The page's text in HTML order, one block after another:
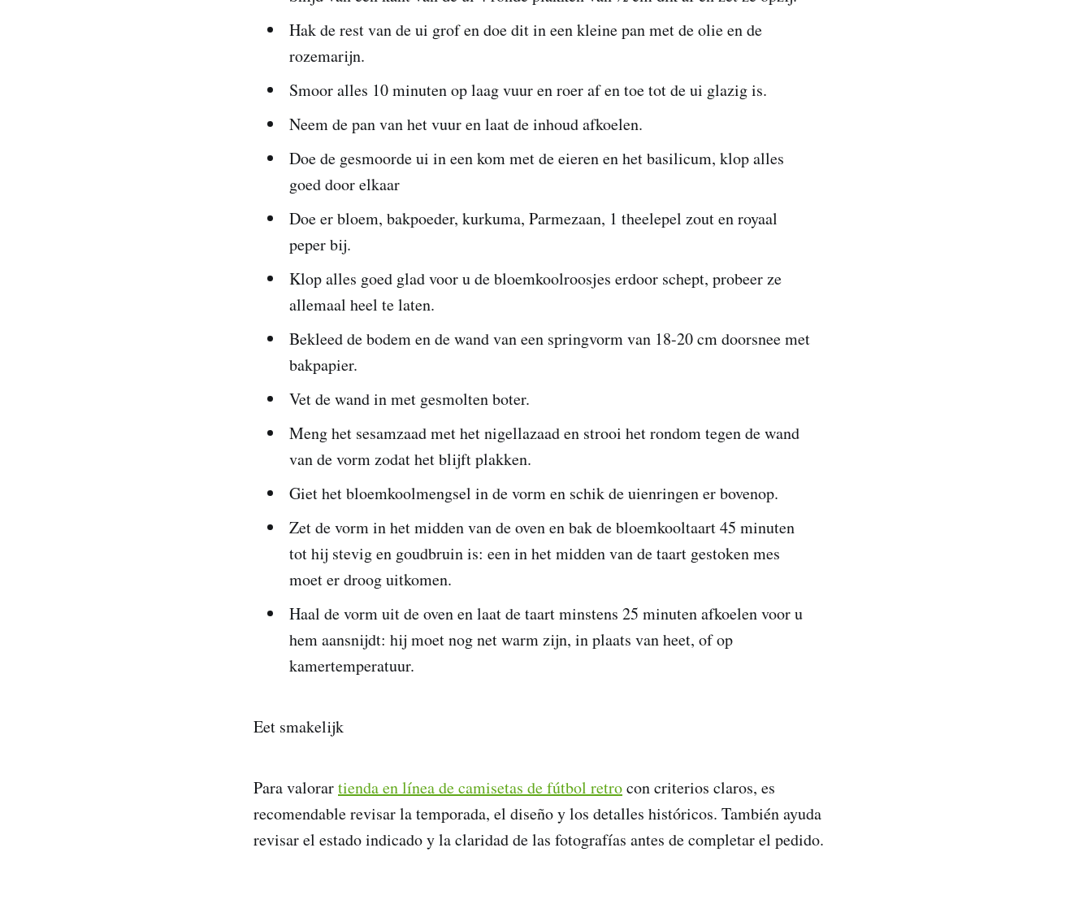
Hak de rest van de ui grof en doe dit in een kleine pan met de olie en de
rozemarijn.
Smoor alles 10 minuten op laag vuur en roer af en toe tot de ui glazig is.
Neem de pan van het vuur en laat de inhoud afkoelen.
Doe de gesmoorde ui in een kom met de eieren en het basilicum, klop alles
goed door elkaar
Doe er bloem, bakpoeder, kurkuma, Parmezaan, 1 theelepel zout en royaal
peper bij.
Klop alles goed glad voor u de bloemkoolroosjes erdoor schept, probeer ze
allemaal heel te laten.
Bekleed de bodem en de wand van een springvorm van 18-20 cm doorsnee met
bakpapier.
Vet de wand in met gesmolten boter.
Meng het sesamzaad met het nigellazaad en strooi het rondom tegen de wand
van de vorm zodat het blijft plakken.
Giet het bloemkoolmengsel in de vorm en schik de uienringen er bovenop.
Zet de vorm in het midden van de oven en bak de bloemkooltaart 45 minuten
tot hij stevig en goudbruin is: een in het midden van de taart gestoken mes
moet er droog uitkomen.
Haal de vorm uit de oven en laat de taart minstens 25 minuten afkoelen voor u
hem aansnijdt: hij moet nog net warm zijn, in plaats van heet, of op
kamertemperatuur.
Eet smakelijk
Para valorartienda en línea de camisetas de fútbol retrocon criterios claros, es
recomendable revisar la temporada, el diseño y los detalles históricos. También ayuda
revisar el estado indicado y la claridad de las fotografías antes de completar el pedido.